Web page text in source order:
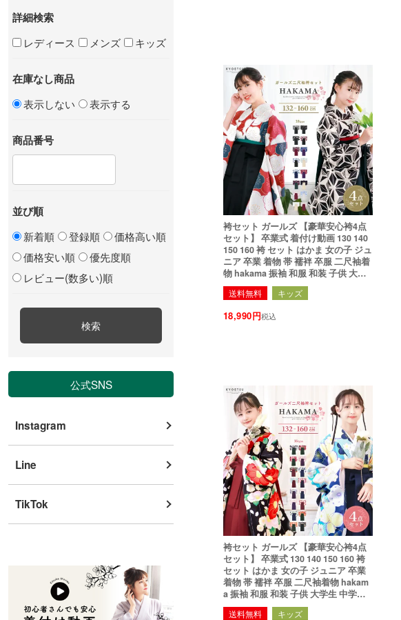
詳細検索
レディース
メンズ キッズ
在庫なし商品
表示しない
表示する
商品番号
並び順
新着順
登録順
価格高い順
価格安い順
優先度順
レビュー(数多い)順
検索
公式SNS
Instagram
Line
TikTok
袴セット ガールズ 【豪華安心袴4点
セット】 卒業式 着付け動画 130 140
150 160 袴 セット はかま 女の子 ジュ
ニア 卒業 着物 帯 襦袢 卒服 二尺袖着
物 hakama 振袖 和服 和装 子供 大学
生 中学生 高校生 華やかEF
送料無料 キッズ
18,990 税込
袴セット ガールズ 【豪華安心袴4点
セット】 卒業式 130 140 150 160 袴
セット はかま 女の子 ジュニア 卒業
着物 帯 襦袢 卒服 二尺袖着物 hakam
a 振袖 和服 和装 子供 大学生 中学生
高校生 華やかAD
送料無料 キッズ